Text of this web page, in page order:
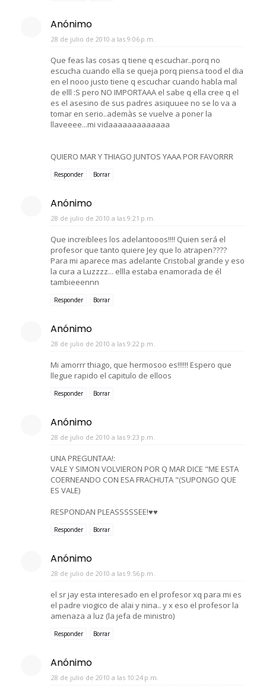
Anónimo
28 de julio de 2010 a las 9:06 p.m.
Que feas las cosas q tiene q escuchar..porq no
escucha cuando ella se queja porq piensa tood el dia
en el nooo justo tiene q escuchar cuando habla mal
de elll :S pero NO IMPORTAAA el sabe q ella cree q el
es el asesino de sus padres asiquuee no se lo va a
tomar en serio..ademàs se vuelve a poner la
llaveeee...mi vidaaaaaaaaaaaaa
QUIERO MAR Y THIAGO JUNTOS YAAA POR FAVORRR
Responder Borrar
Anónimo
28 de julio de 2010 a las 9:21 p.m.
Que increiblees los adelantooos!!!! Quien será el
profesor que tanto quiere Jey que lo atrapen????
Para mi aparece mas adelante Cristobal grande y eso
la cura a Luzzzz... ellla estaba enamorada de él
tambieeennn
Responder Borrar
Anónimo
28 de julio de 2010 a las 9:22 p.m.
Mi amorrr thiago, que hermosoo es!!!!!! Espero que
llegue rapido el capitulo de elloos
Responder Borrar
Anónimo
28 de julio de 2010 a las 9:23 p.m.
UNA PREGUNTAA!:
VALE Y SIMON VOLVIERON POR Q MAR DICE "ME ESTA
COERNEANDO CON ESA FRACHUTA "(SUPONGO QUE
ES VALE)
RESPONDAN PLEASSSSSEE!♥♥
Responder Borrar
Anónimo
28 de julio de 2010 a las 9:56 p.m.
el sr jay esta interesado en el profesor xq para mi es
el padre viogico de alai y nina.. y x eso el profesor la
amenaza a luz (la jefa de ministro)
Responder Borrar
Anónimo
28 de julio de 2010 a las 10:24 p.m.